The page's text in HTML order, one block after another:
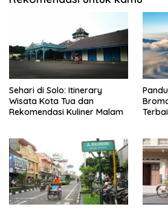
Sehari di Solo: Itinerary
Wisata Kota Tua dan
Rekomendasi Kuliner Malam